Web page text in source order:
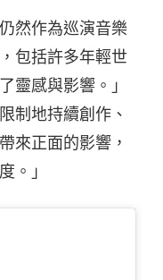
然作為巡演音樂
包括許多年輕世
靈感與影響。」
制地持續創作、
來正面的影響，
。」